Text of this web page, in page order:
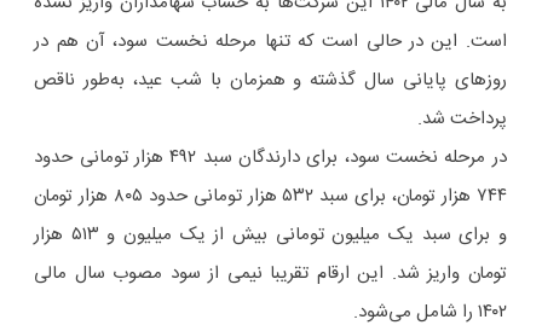
است. این در حالی است که تنها مرحله نخست سود، آن هم در
روزهای پایانی سال گذشته و همزمان با شب عید، به‌طور ناقص
پرداخت شد.
در مرحله نخست سود، برای دارندگان سبد ۴۹۲ هزار تومانی حدود
۷۴۴ هزار تومان، برای سبد ۵۳۲ هزار تومانی حدود ۸۰۵ هزار تومان
و برای سبد یک میلیون تومانی بیش از یک میلیون و ۵۱۳ هزار
تومان واریز شد. این ارقام تقریبا نیمی از سود مصوب سال مالی
۱۴۰۲ را شامل می‌شود.